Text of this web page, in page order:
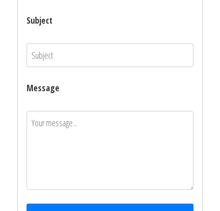
Subject
Message